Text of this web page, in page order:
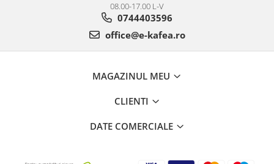
08.00-17.00 L-V
0744403596
office@e-kafea.ro
MAGAZINUL MEU
CLIENTI
DATE COMERCIALE